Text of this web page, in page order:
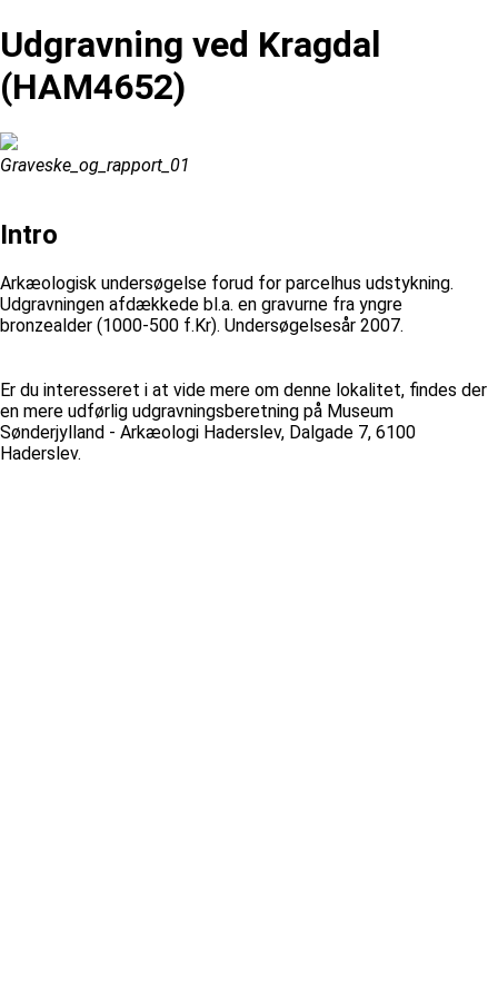
Udgravning ved Kragdal
(HAM4652)
Graveske_og_rapport_01
Intro
Arkæologisk undersøgelse forud for parcelhus udstykning.
Udgravningen afdækkede bl.a. en gravurne fra yngre
bronzealder (1000-500 f.Kr). Undersøgelsesår 2007.
Er du interesseret i at vide mere om denne lokalitet, findes der
en mere udførlig udgravningsberetning på Museum
Sønderjylland - Arkæologi Haderslev, Dalgade 7, 6100
Haderslev.